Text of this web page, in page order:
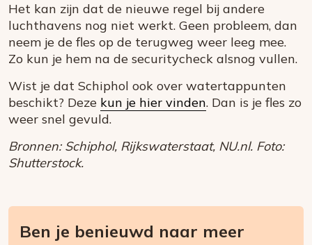
Het kan zijn dat de nieuwe regel bij andere
luchthavens nog niet werkt. Geen probleem, dan
neem je de fles op de terugweg weer leeg mee.
Zo kun je hem na de securitycheck alsnog vullen.
Wist je dat Schiphol ook over watertappunten
beschikt? Deze kun je hier vinden. Dan is je fles zo
weer snel gevuld.
Bronnen: Schiphol, Rijkswaterstaat, NU.nl. Foto:
Shutterstock.
Ben je benieuwd naar meer